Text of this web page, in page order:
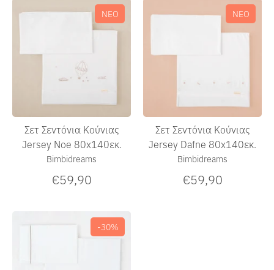
Σετ Σεντόνια Κούνιας
Jersey Noe 80x140εκ.
Bimbidreams
€59,90
ΝΕΟ
Σετ Σεντόνια Κούνιας
Jersey Dafne 80x140εκ.
Bimbidreams
€59,90
ΝΕΟ
-30%